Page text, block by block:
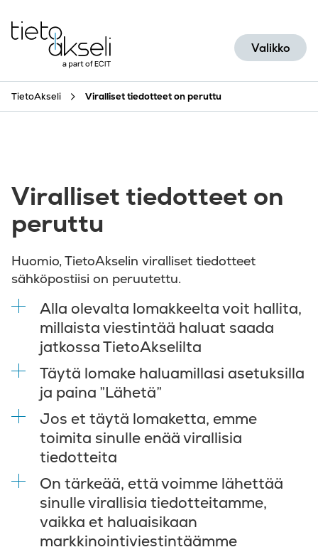
Valikko
TietoAkseli Viralliset tiedotteet on peruttu
Viralliset tiedotteet on
peruttu
Huomio, TietoAkselin viralliset tiedotteet
sähköpostiisi on peruutettu.
Alla olevalta lomakkeelta voit hallita,
millaista viestintää haluat saada
jatkossa TietoAkselilta
Täytä lomake haluamillasi asetuksilla
ja paina ”Lähetä”
Jos et täytä lomaketta, emme
toimita sinulle enää virallisia
tiedotteita
On tärkeää, että voimme lähettää
sinulle virallisia tiedotteitamme,
vaikka et haluaisikaan
markkinointiviestintäämme